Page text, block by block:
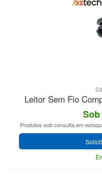
Leitor Sem Fio
Produtos sob consulta em